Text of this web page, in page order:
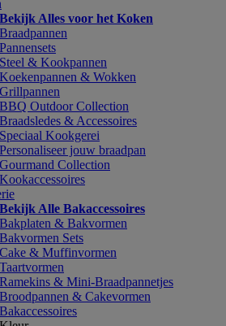
Bekijk Alles voor het Koken
Braadpannen
Pannensets
Steel & Kookpannen
Koekenpannen & Wokken
Grillpannen
BBQ Outdoor Collection
Braadsledes & Accessoires
Speciaal Kookgerei
Personaliseer jouw braadpan
Gourmand Collection
Kookaccessoires
Bekijk Alle Bakaccessoires
Bakplaten & Bakvormen
Bakvormen Sets
Cake & Muffinvormen
Taartvormen
Ramekins & Mini-Braadpannetjes
Broodpannen & Cakevormen
Bakaccessoires